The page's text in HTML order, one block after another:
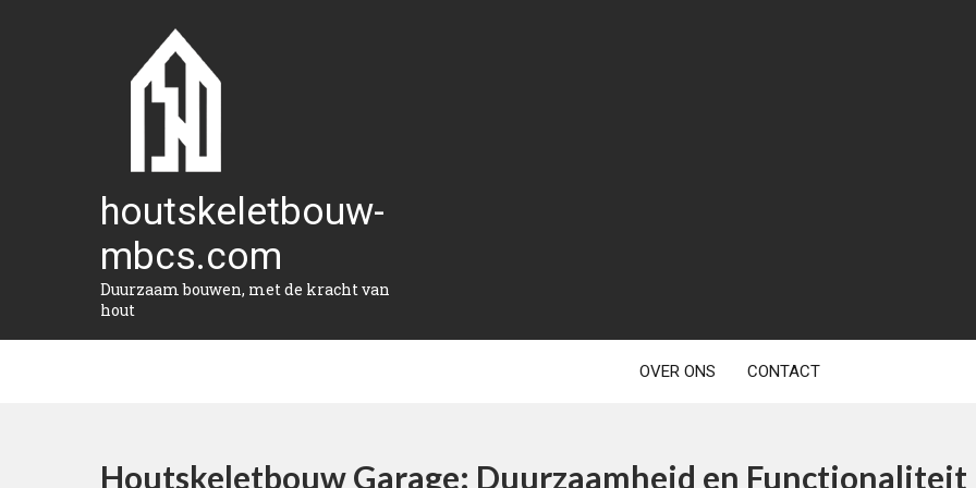
houtskeletbouw-
mbcs.com
Duurzaam bouwen, met de kracht van
hout
OVER ONS CONTACT
Houtskeletbouw Garage: Duurzaamheid en Functionaliteit